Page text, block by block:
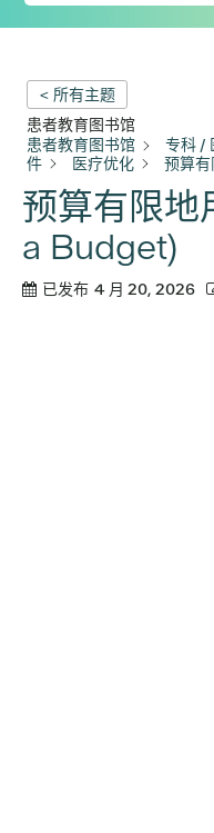
< 所有主题
患者教育图书馆
患者教育图书馆
专科 /
件
医疗优化 预算
预算有限地
a Budget)
已发布 4 月 20, 2026